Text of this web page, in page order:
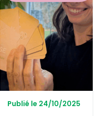
Publié le 24/10/2025